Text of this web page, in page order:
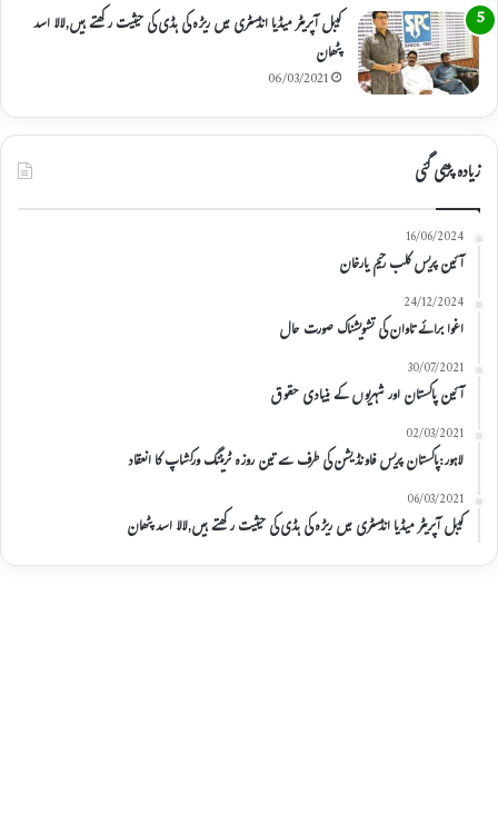
کیبل آپریٹر میڈیا انڈسٹری میں ریڑہ کی ہڈی کی حیثیت رکھتے ہیں,لالا اسد
پٹھان
06/03/2021
زیادہ پڑھی گئی
16/06/2024
آئین پریس کلب رحیم یارخان
24/12/2024
اغوا برائے تاوان کی تشویشناک صورت حال
30/07/2021
آئین پاکستان اور شہریوں کے بنیادی حقوق
02/03/2021
لاہور:پاکستان پریس فاونڈیشن کی طرف سے تین روزہ ٹریننگ ورکشاپ کا انعقاد
06/03/2021
کیبل آپریٹر میڈیا انڈسٹری میں ریڑہ کی ہڈی کی حیثیت رکھتے ہیں,لالا اسد پٹھان